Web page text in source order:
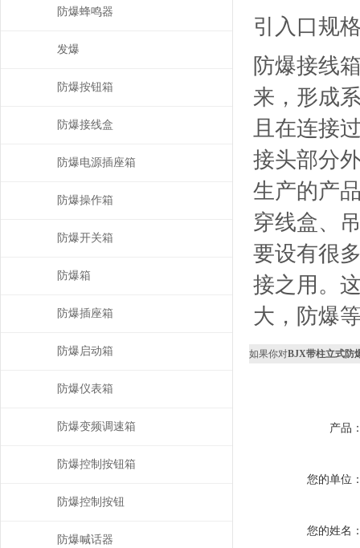
引入口规
防爆接线
来，形成
且在连接
接头部分
生产的产
穿线盒、
要设有很
接之用。
大，防爆
如果你对BJX带柱立式防
产品
您的单位
您的姓名
防爆蜂鸣器
发爆
防爆按钮箱
防爆接线盒
防爆电源插座箱
防爆操作箱
防爆开关箱
防爆箱
防爆插座箱
防爆启动箱
防爆仪表箱
防爆变频调速箱
防爆控制按钮箱
防爆控制按钮
防爆喊话器